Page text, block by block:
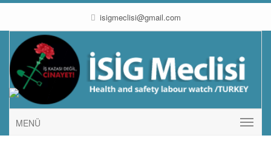
isigmeclisi@gmail.com
MENÜ